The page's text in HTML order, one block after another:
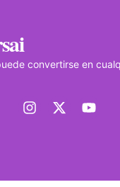
convertirse en